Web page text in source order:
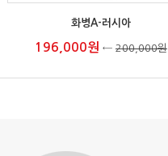
화병A-러시아
196,000원 ← 200,000원